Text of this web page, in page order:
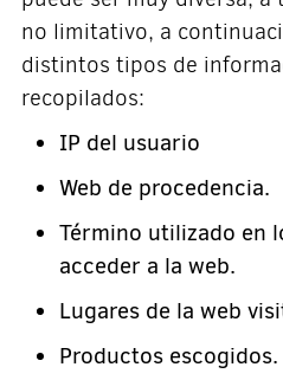
no limitativo, a
distintos tipos de
recopilados:
IP del usuario
Web de procedencia.
Término utilizado en
acceder a la web.
Lugares de la web
Productos escogidos.